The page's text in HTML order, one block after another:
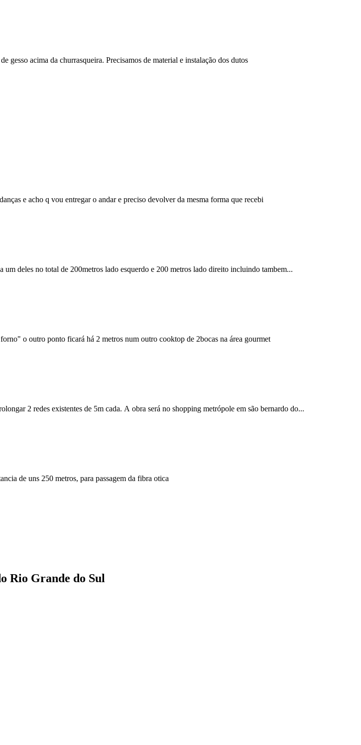
gesso acima da churrasqueira. Precisamos de material e instalação dos dutos
e acho q vou entregar o andar e preciso devolver da mesma forma que recebi
um deles no total de 200metros lado esquerdo e 200 metros lado direito incluindo tambem...
o outro ponto ficará há 2 metros num outro cooktop de 2bocas na área gourmet
2 redes existentes de 5m cada. A obra será no shopping metrópole em são bernardo do...
de uns 250 metros, para passagem da fibra otica
Rio Grande do Sul